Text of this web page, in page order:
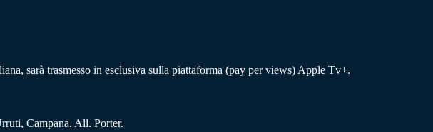
sarà trasmesso in esclusiva sulla piattaforma (pay per views) Apple Tv+.
Campana. All. Porter.